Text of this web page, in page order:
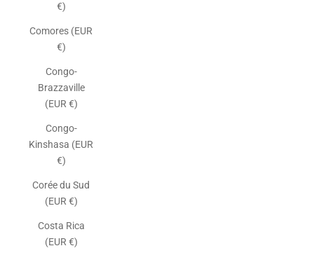
€)
Comores (EUR
€)
Congo-
Brazzaville
(EUR €)
Congo-
Kinshasa (EUR
€)
Corée du Sud
(EUR €)
Costa Rica
(EUR €)